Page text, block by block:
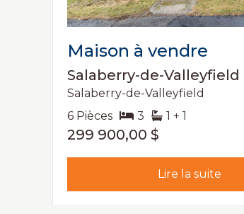
Maison à vendre
Salaberry-de-Valleyfield
Salaberry-de-Valleyfield
6 Pièces
3 1 + 1
299 900,00 $
Lire la suite